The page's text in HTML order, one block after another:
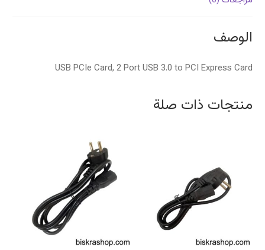
الوصف
USB PCIe Card, 2 Port USB 3.0 to PCI Express Card
منتجات ذات صلة